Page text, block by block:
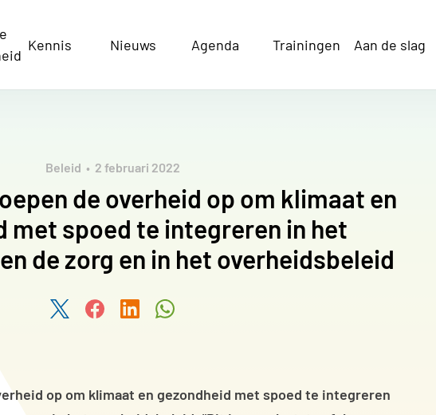
Kennis Nieuws Agenda Trainingen Aan de slag
Zoeken
Beleid 2 februari 2022
de overheid op om klimaat en
met spoed te integreren in het
de zorg en in het overheidsbeleid
Deel dit artikel via Twitter
Deel dit artikel via Facebook
Deel dit artikel via LinkedIn
op om klimaat en gezondheid met spoed te integreren